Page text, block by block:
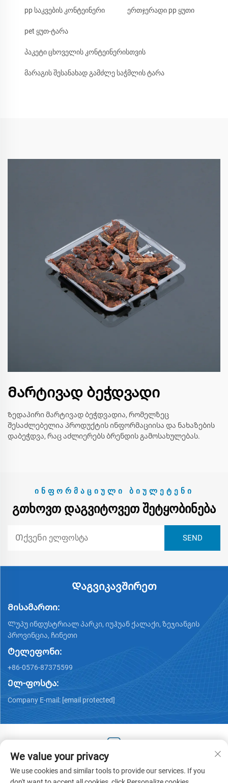
pp საკვების კონტეინერი ერთჯერადი pp ყუთი
pet ყუთ-ტარა
პაკეტი ცხოველის კონტეინერისთვის
მარაგის შესანახად გამძლე საჭმლის ტარა
Მარტივად ბეჭდვადი
Ზედაპირი მარტივად ბეჭდვადია, რომელზეც
შესაძლებელია პროდუქტის ინფორმაციისა და ნახაზების
დაბეჭდვა, რაც აძლიერებს ბრენდის გამოსახულებას.
ᲘᲜᲤᲝᲠᲛᲐᲪᲘᲣᲚᲘ ᲑᲘᲣᲚᲔᲢᲔᲜᲘ
ᲒᲗᲮᲝᲕᲗ ᲓᲐᲒᲕᲘᲢᲝᲕᲔᲗ ᲨᲔᲢᲧᲝᲑᲘᲜᲔᲑᲐ
Დაგვიკავშირეთ
Მისამართი:
Ლუპუ ინდუსტრიალ პარკი, იუჰუან ქალაქი, ზეჯიანგის
პროვინცია, ჩინეთი
Ტელეფონი:
+86-0576-87375599
Ელ-ფოსტა:
Company E-mail: [email protected]
Copyright © 2025 by Zhejiang Hengjiang Plastic Co., Ltd. -
Პრივატულობის პოლიტიკა
We value your privacy
We use cookies and similar tools to provide our services. If you